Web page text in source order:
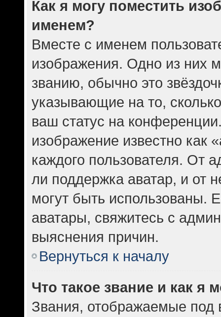
Как я могу поместить
именем?
Вместе с именем
изображения. Одно из них
званию, обычно это
указывающие на то,
ваш статус на
изображение известно как
каждого пользователя. От
ли поддержка аватар, и от
могут быть использованы.
аватары, свяжитесь с
выяснения причин.
Вернуться к началу
Что такое звание и как я
Звания, отображаемые